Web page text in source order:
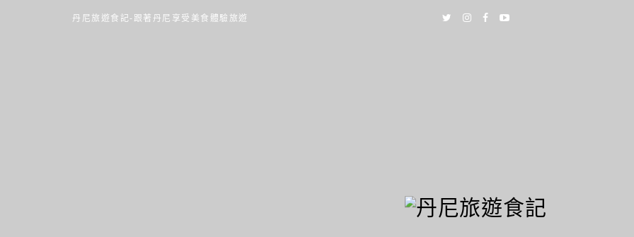
丹尼旅遊食記-跟著丹尼享受美食體驗旅遊